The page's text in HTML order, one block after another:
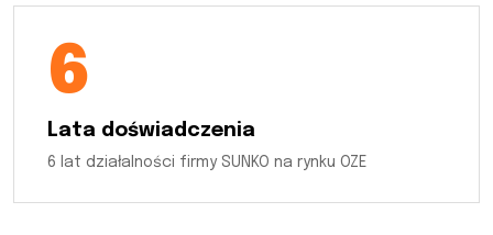
6
Lata doświadczenia
6 lat działalności firmy SUNKO na rynku OZE